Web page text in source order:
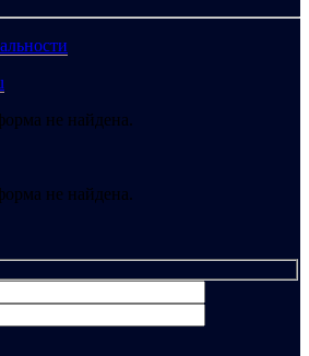
не найдена.
не найдена.